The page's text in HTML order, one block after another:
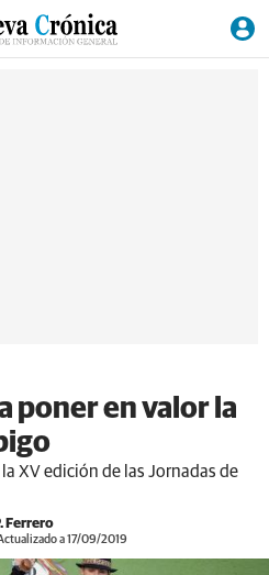
poner en valor la
XV edición de las Jornadas de
Ferrero
a 17/09/2019